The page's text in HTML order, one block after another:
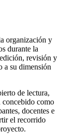
organización y
durante la
revisión y
a su dimensión
de lectura,
concebido como
docentes e
el recorrido